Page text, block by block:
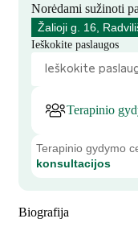
Norėdami sužinoti
Žalioji g. 16,
Ieškokite paslaugos
Terapinio
Terapinio gydymo
konsultacijos
Biografija